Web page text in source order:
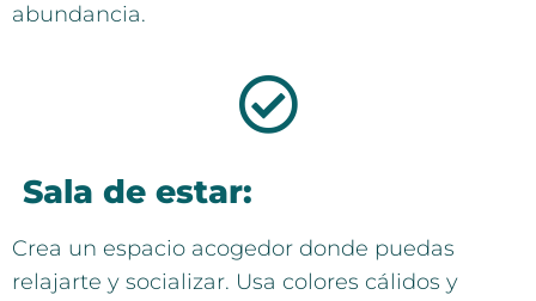
abundancia.
Sala de estar:
Crea un espacio acogedor donde puedas
relajarte y socializar. Usa colores cálidos y